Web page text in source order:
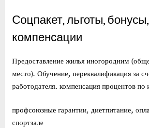
Соцпакет, льготы, бонусы,
компенсации
Предоставление жилья иногородним
место). Обучение, переквалификация за
работодателя. компенсация процентов по
профсоюзные гарантии, диетпитание,
спортзале